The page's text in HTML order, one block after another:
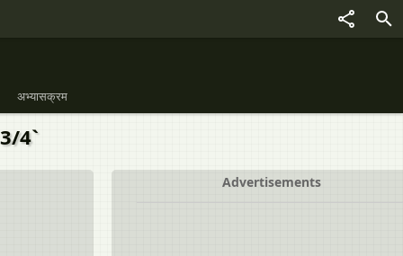
अभ्यासक्रम
4`
Advertisements